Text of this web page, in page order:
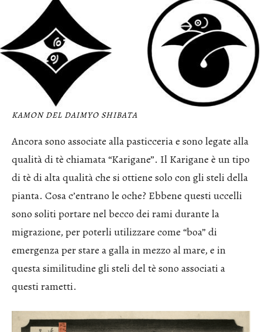
KAMON DEL DAIMYO SHIBATA
Ancora sono associate alla pasticceria e sono legate alla
qualità di tè chiamata “Karigane”. Il Karigane è un tipo
di tè di alta qualità che si ottiene solo con gli steli della
pianta. Cosa c’entrano le oche? Ebbene questi uccelli
sono soliti portare nel becco dei rami durante la
migrazione, per poterli utilizzare come “boa” di
emergenza per stare a galla in mezzo al mare, e in
questa similitudine gli steli del tè sono associati a
questi rametti.